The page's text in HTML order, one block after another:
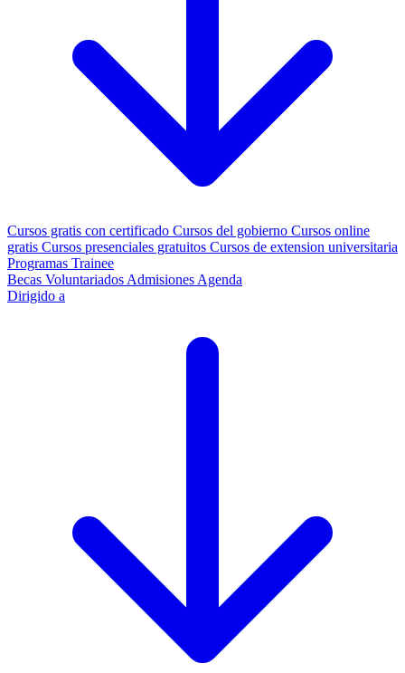
Cursos gratis con certificado Cursos del gobierno Cursos online
gratis Cursos presenciales gratuitos Cursos de extension universitaria
Programas Trainee
Becas Voluntariados Admisiones Agenda
Dirigido a